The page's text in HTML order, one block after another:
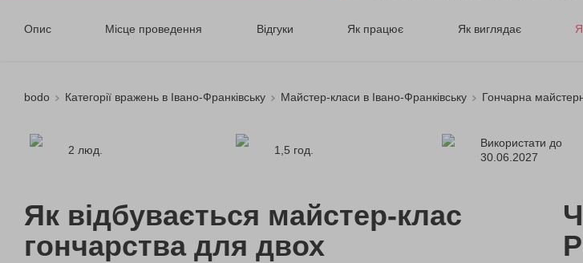
Опис Місце проведення Відгуки Як працює Як виглядає
bodo Категорії вражень в Івано-Франківську Майстер-класи в Івано-Франківську Гончарна
2 люд. 1,5 год.
Використати до
30.06.2027
Як відбувається майстер-клас
гончарства для двох